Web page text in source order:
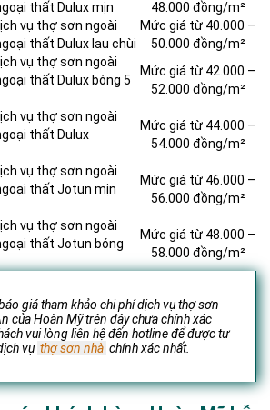
thất Dulux mịn
48.000 đồng/m²
vụ thợ sơn ngoài
thất Dulux lau chùi
Mức giá từ 40.000 –
50.000 đồng/m²
vụ thợ sơn ngoài
thất Dulux bóng 5
Mức giá từ 42.000 –
52.000 đồng/m²
vụ thợ sơn ngoài
thất Dulux
Mức giá từ 44.000 –
54.000 đồng/m²
vụ thợ sơn ngoài
thất Jotun mịn
Mức giá từ 46.000 –
56.000 đồng/m²
vụ thợ sơn ngoài
thất Jotun bóng
Mức giá từ 48.000 –
58.000 đồng/m²
giá tham khảo chi phí dịch vụ thợ sơn
của Hoàn Mỹ trên đây chưa chính xác
vui lòng liên hệ đến hotline để được tư
vụ thợ sơn nhà chính xác nhất.